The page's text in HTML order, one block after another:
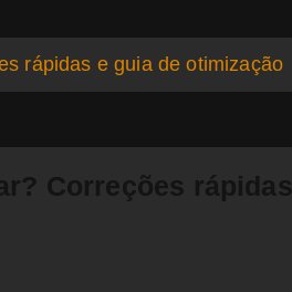
rápidas e guia de otimização
Correções rápidas